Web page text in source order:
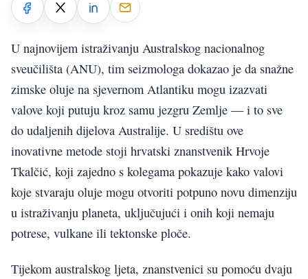
U najnovijem istraživanju Australskog nacionalnog
sveučilišta (ANU), tim seizmologa dokazao je da snažne
zimske oluje na sjevernom Atlantiku mogu izazvati
valove koji putuju kroz samu jezgru Zemlje — i to sve
do udaljenih dijelova Australije. U središtu ove
inovativne metode stoji hrvatski znanstvenik Hrvoje
Tkalčić, koji zajedno s kolegama pokazuje kako valovi
koje stvaraju oluje mogu otvoriti potpuno novu dimenziju
u istraživanju planeta, uključujući i onih koji nemaju
potrese, vulkane ili tektonske ploče.
Tijekom australskog ljeta, znanstvenici su pomoću dvaju